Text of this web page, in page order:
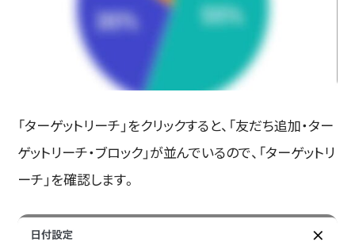
「ターゲットリーチ」をクリックすると、「友だち追加・ター
ゲットリーチ・ブロック」が並んでいるので、「ターゲットリ
ーチ」を確認します。